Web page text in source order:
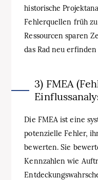
historische
Fehlerquellen früh
Ressourcen sparen
das Rad neu erfinden
3) FMEA
Die FMEA ist eine
potenzielle Fehler,
bewerten. Sie
Kennzahlen wie